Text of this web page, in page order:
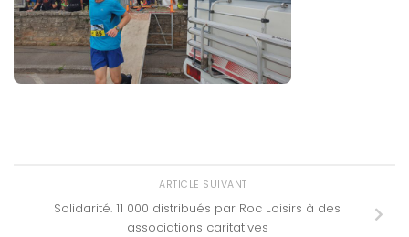
ARTICLE SUIVANT
Solidarité. 11 000 distribués par Roc Loisirs à des
associations caritatives